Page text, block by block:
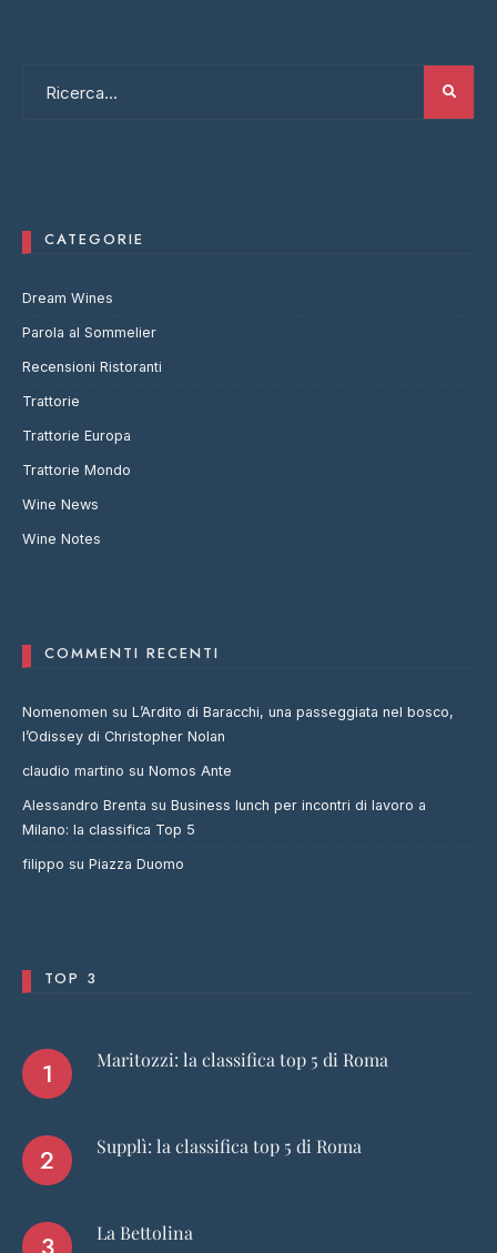
CATEGORIE
Dream Wines
Parola al Sommelier
Recensioni Ristoranti
Trattorie
Trattorie Europa
Trattorie Mondo
Wine News
Wine Notes
COMMENTI RECENTI
Nomenomen su L’Ardito di Baracchi, una passeggiata nel bosco,
l’Odissey di Christopher Nolan
claudio martino su Nomos Ante
Alessandro Brenta su Business lunch per incontri di lavoro a
Milano: la classifica Top 5
filippo su Piazza Duomo
TOP 3
Maritozzi: la classifica top 5 di Roma
Supplì: la classifica top 5 di Roma
La Bettolina